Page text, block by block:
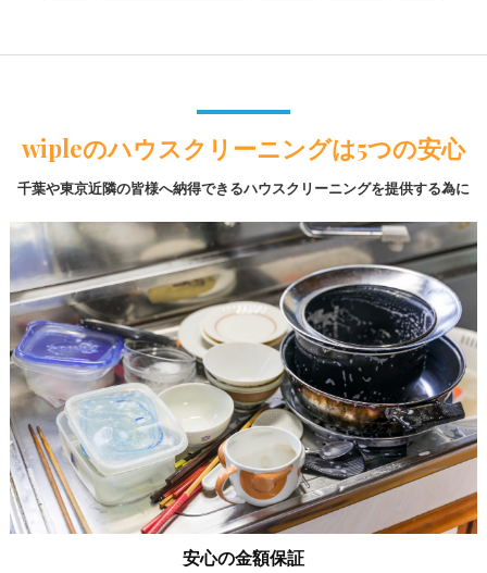
wipleのハウスクリーニングは5つの安心
千葉や東京近隣の皆様へ納得できるハウスクリーニングを提供する為に
安心の金額保証